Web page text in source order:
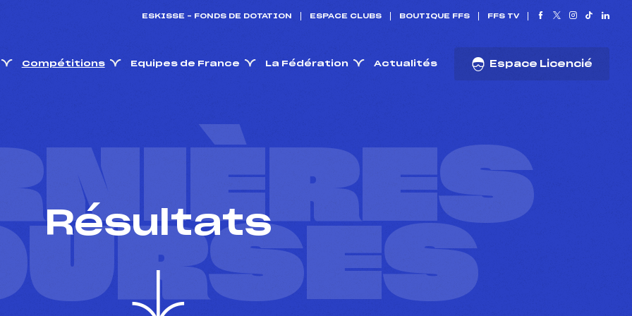
ESKISSE – FONDS DE DOTATION ESPACE CLUBS BOUTIQUE FFS FFS TV
Compétitions Equipes de France La Fédération Actualités Espace Licencié
Résultats